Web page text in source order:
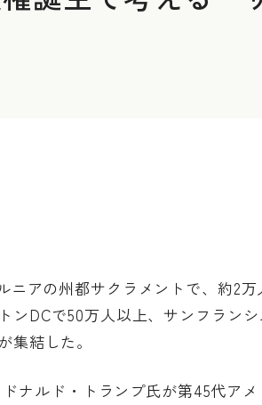
ニアの州都サクラメントで、約2
ンDCで50万人以上、サンフラン
集結した。
ドナルド・トランプ氏が第45代ア